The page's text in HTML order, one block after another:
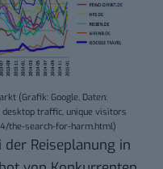
(Grafik: Google, Daten:
desktop traffic, unique visitors
the-search-for-harm.html)
Reiseplanung in